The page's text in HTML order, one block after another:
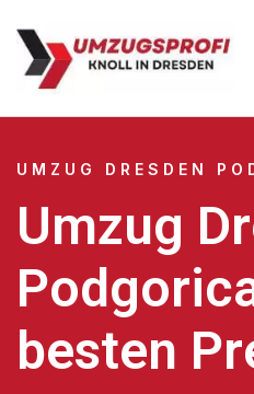
UMZUG DRESDEN
Umzug
besten